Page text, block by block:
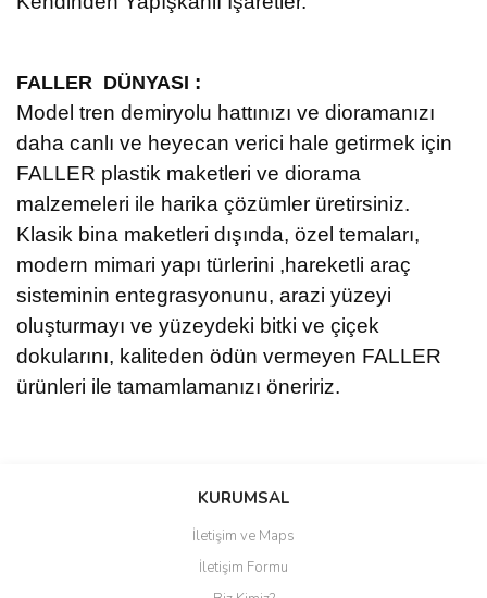
FALLER DÜNYASI :
Model tren demiryolu hattınızı ve dioramanızı
daha canlı ve heyecan verici hale getirmek için
FALLER plastik maketleri ve diorama
malzemeleri ile harika çözümler üretirsiniz.
Klasik bina maketleri dışında, özel temaları,
modern mimari yapı türlerini ,hareketli araç
sisteminin entegrasyonunu, arazi yüzeyi
oluşturmayı ve yüzeydeki bitki ve çiçek
dokularını, kaliteden ödün vermeyen FALLER
ürünleri ile tamamlamanızı öneririz.
Bu ürüne ilk yorumu siz yapın!
Yorum Yaz
KURUMSAL
İletişim ve Maps
İletişim Formu